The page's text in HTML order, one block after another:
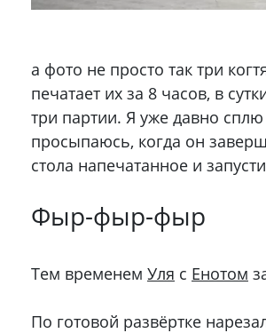
а фото не просто так три
печатает их за 8 часов, в
три партии. Я уже давно
просыпаюсь, когда он
стола напечатанное и
Фыр-фыр-фыр
Тем временем Уля с Енотом
По готовой развёртке